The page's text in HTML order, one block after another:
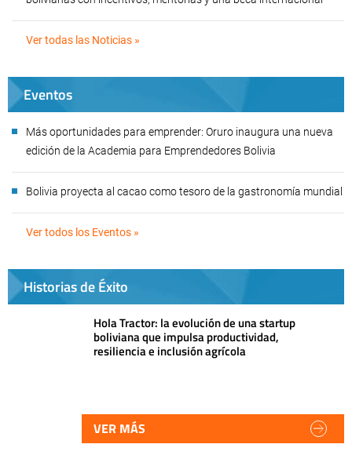
Ver todas las Noticias »
Eventos
Más oportunidades para emprender: Oruro inaugura una nueva
edición de la Academia para Emprendedores Bolivia
Bolivia proyecta al cacao como tesoro de la gastronomía mundial
Ver todos los Eventos »
Historias de Éxito
Hola Tractor: la evolución de una startup
boliviana que impulsa productividad,
resiliencia e inclusión agrícola
VER MÁS